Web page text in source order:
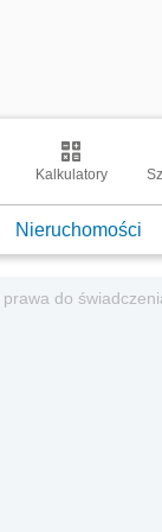
Kalkulatory
Nieruchomości
do